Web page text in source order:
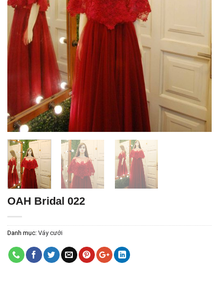
OAH Bridal 022
Danh mục: Váy cưới